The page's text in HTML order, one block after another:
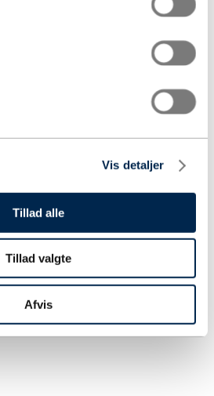
Vis detaljer
Tillad alle
Tillad valgte
Afvis